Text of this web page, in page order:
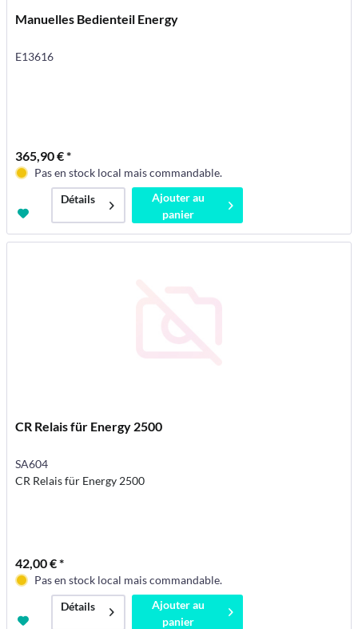
Manuelles Bedienteil Energy
E13616
365,90 € *
Pas en stock local mais commandable.
Détails
Ajouter au
panier
CR Relais für Energy 2500
SA604
CR Relais für Energy 2500
42,00 € *
Pas en stock local mais commandable.
Détails
Ajouter au
panier